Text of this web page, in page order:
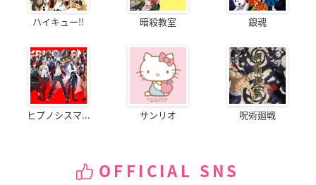
ハイキュー!! 暗殺教室 銀魂
ヒプノシスマ... サンリオ 呪術廻戦
OFFICIAL SNS